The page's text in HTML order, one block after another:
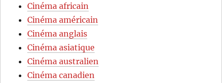
Cinéma africain
Cinéma américain
Cinéma anglais
Cinéma asiatique
Cinéma australien
Cinéma canadien